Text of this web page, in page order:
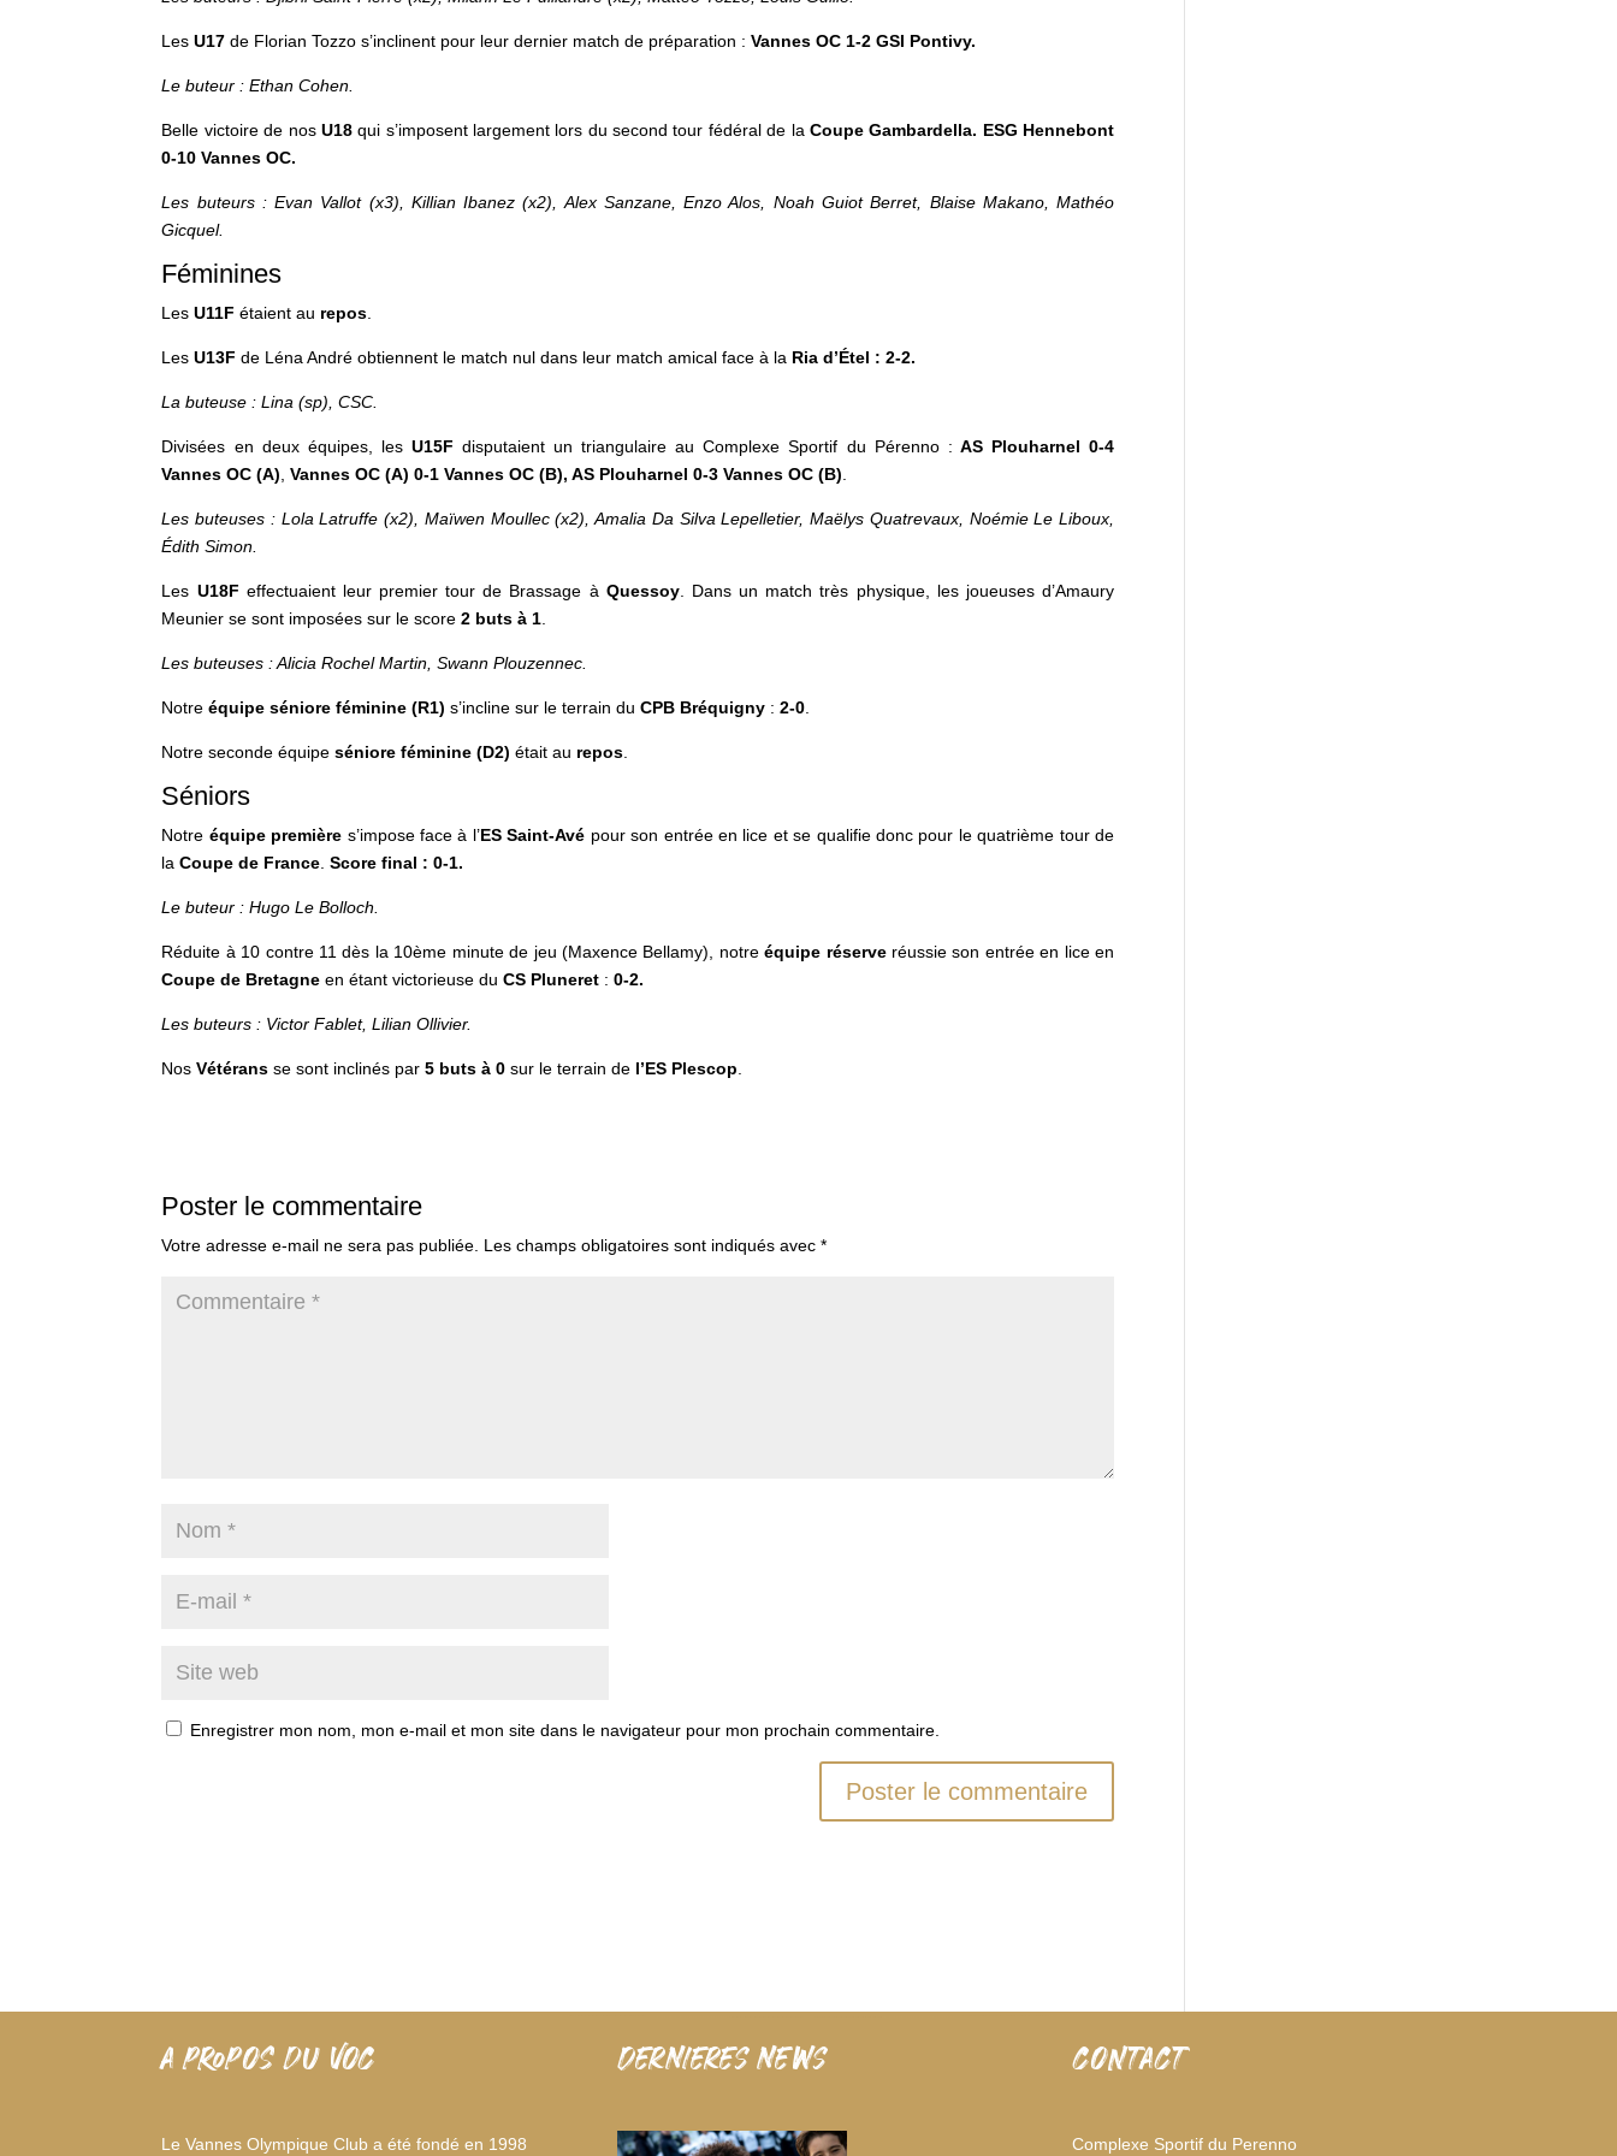
LesU17 de Florian Tozzo s’inclinent pour leur dernier match de préparation :Vannes OC 1-2 GSI Pontivy.
Le buteur : Ethan Cohen.
Belle victoire de nos U18qui s’imposent largement lors du second tour fédéral de la Coupe Gambardella. ESG Hennebont
0-10 Vannes OC.
Les buteurs : Evan Vallot (x3), Killian Ibanez (x2), Alex Sanzane, Enzo Alos, Noah Guiot Berret, Blaise Makano,Mathéo
Gicquel.
Féminines
LesU11F étaient au repos
LesU13Fde Léna André obtiennent le match nul dans leur match amical face à la Ria d’Étel : 2-2.
La buteuse : Lina (sp), CSC.
Divisées en deux équipes, les U15F disputaient un triangulaire au Complexe Sportif du Pérenno : AS Plouharnel 0-4
Vannes OC (A) ,Vannes OC (A) 0-1 Vannes OC (B), AS Plouharnel 0-3 Vannes OC (B)
Les buteuses : Lola Latruffe (x2), Maïwen Moullec (x2), Amalia Da Silva Lepelletier, Maëlys Quatrevaux, Noémie Le Liboux,
Édith Simon
Les U18F effectuaient leur premier tour de Brassage à Quessoy. Dans un match très physique, les joueuses d’Amaury
Meunier se sont imposées sur le score2 buts à 1
Les buteuses : Alicia Rochel Martin, Swann Plouzennec.
Notreéquipe séniore féminine (R1) s’incline sur le terrain duCPB Bréquigny :2-0
Notre seconde équipeséniore féminine (D2) était au repos
Séniors
Notre équipe première s’impose face à l’ES Saint-Avé pour son entrée en lice et se qualifie donc pour le quatrième tour de
laCoupe de France .Score final : 0-1.
Le buteur : Hugo Le Bolloch.
Réduite à 10 contre 11 dès la 10ème minute de jeu (Maxence Bellamy), notreéquipe réserveréussie son entrée en lice en
Coupe de Bretagne en étant victorieuse duCS Pluneret :0-2.
Les buteurs : Victor Fablet, Lilian Ollivier.
NosVétérans se sont inclinés par5 buts à 0 sur le terrain de l’ES Plescop
Poster le commentaire
Votre adresse e-mail ne sera pas publiée. Les champs obligatoires sont indiqués avec*
Enregistrer mon nom, mon e-mail et mon site dans le navigateur pour mon prochain commentaire.
A PROPOS DU VOC
Le Vannes Olympique Club a été fondé en 1998
dernieres news CONTACT
Complexe Sportif du Perenno